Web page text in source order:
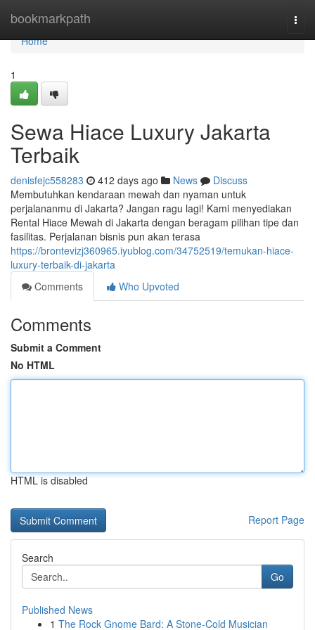
bookmarkpath
Home
Home
1
Sewa Hiace Luxury Jakarta
Terbaik
denisfejc558283 412 days ago News
Discuss
Membutuhkan kendaraan mewah dan nyaman untuk
perjalananmu di Jakarta? Jangan ragu lagi! Kami menyediakan
Rental Hiace Mewah di Jakarta dengan beragam pilihan tipe dan
fasilitas. Perjalanan bisnis pun akan terasa
https://brontevizj360965.iyublog.com/34752519/temukan-hiace-
luxury-terbaik-di-jakarta
Comments
Who Upvoted
Comments
Submit a Comment
No HTML
HTML is disabled
Report Page
Search
Go
Published News
1 The Rock Gnome Bard: A Stone-Cold Musician